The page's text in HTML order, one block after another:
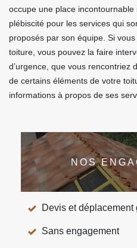
occupe une place
plébiscité pour les services qui
proposés par son équipe. Si
toiture, vous pouvez la faire
d’urgence, que vous rencontriez
de certains éléments de votre
informations à propos de ses
NOS
Devis et déplacement
Sans engagement